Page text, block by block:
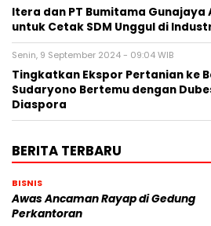
Itera dan PT Bumitama Gunajaya
untuk Cetak SDM Unggul di
Senin, 9 September 2024 - 09:04 WIB
Tingkatkan Ekspor Pertanian ke
Sudaryono Bertemu dengan
Diaspora
BERITA TERBARU
BISNIS
Awas Ancaman Rayap di Gedung
Perkantoran